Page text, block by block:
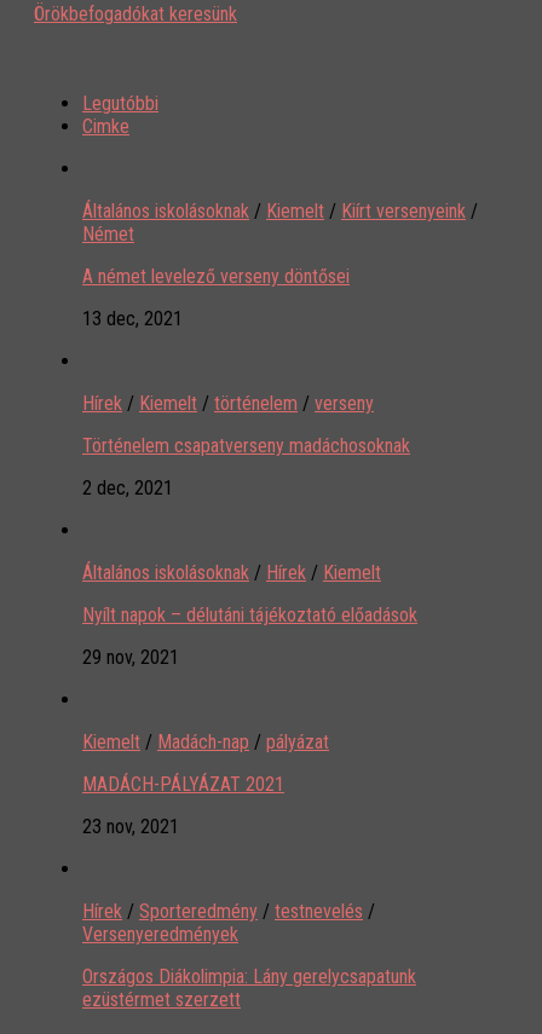
Örökbefogadókat keresünk
Legutóbbi
Cimke
Általános iskolásoknak / Kiemelt / Kiírt versenyeink /
Német
A német levelező verseny döntősei
13 dec, 2021
Hírek / Kiemelt / történelem / verseny
Történelem csapatverseny madáchosoknak
2 dec, 2021
Általános iskolásoknak / Hírek / Kiemelt
Nyílt napok – délutáni tájékoztató előadások
29 nov, 2021
Kiemelt / Madách-nap / pályázat
MADÁCH-PÁLYÁZAT 2021
23 nov, 2021
Hírek / Sporteredmény / testnevelés /
Versenyeredmények
Országos Diákolimpia: Lány gerelycsapatunk
ezüstérmet szerzett